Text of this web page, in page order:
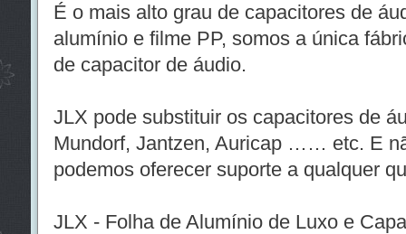
É o mais alto grau de capacitores de
alumínio e filme PP, somos a única
de capacitor de áudio.
JLX pode substituir os capacitores de
Mundorf, Jantzen, Auricap …… etc. E
podemos oferecer suporte a qualquer
JLX - Folha de Alumínio de Luxo e